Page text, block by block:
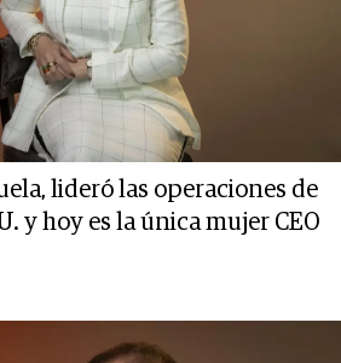
lideró las operaciones de
y hoy es la única mujer CEO